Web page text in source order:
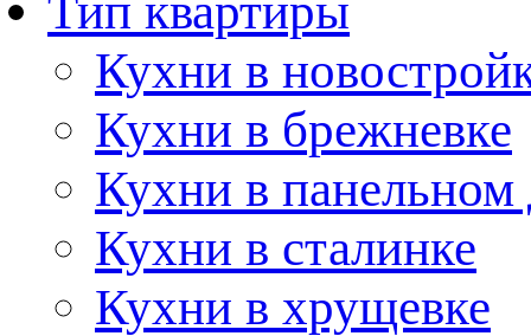
Кухни в
Кухни в брежневке
Кухни в панельном
Кухни в сталинке
Кухни в хрущевке